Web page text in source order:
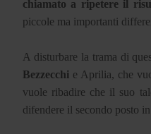
chiamato a ripetere il
piccole ma importanti
A disturbare la trama di
Bezzecchi e Aprilia, che
vuole ribadire che il suo
difendere il secondo posto